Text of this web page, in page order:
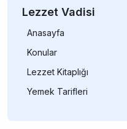
Lezzet Vadisi
Anasayfa
Konular
Lezzet Kitaplığı
Yemek Tarifleri